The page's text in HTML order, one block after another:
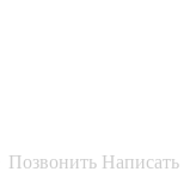
Позвонить Написать